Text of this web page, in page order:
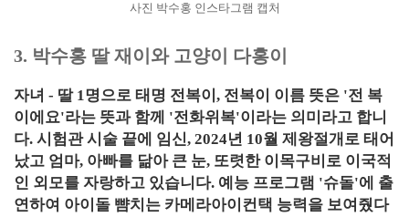
사진 박수홍 인스타그램 캡처
3. 박수홍 딸 재이와 고양이 다홍이
자녀 - 딸 1명으로 태명 전복이, 전복이 이름 뜻은 '전 복
이에요'라는 뜻과 함께 '전화위복'이라는 의미라고 합니
다. 시험관 시술 끝에 임신, 2024년 10월 제왕절개로 태어
났고 엄마, 아빠를 닮아 큰 눈, 또렷한 이목구비로 이국적
인 외모를 자랑하고 있습니다. 예능 프로그램 '슈돌'에 출
연하여 아이돌 뺨치는 카메라아이컨택 능력을 보여줬다